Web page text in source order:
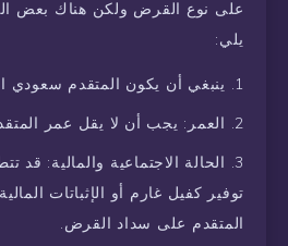
على نوع القرض ولكن هناك بعض
يلي:
ينبغي أن يكون المتقدم سعودي
العمر: يجب أن لا يقل عمر المتقدم عن
الحالة الاجتماعية والمالية:
توفير كفيل غارم أو الإثباتات
المتقدم على سداد القرض.